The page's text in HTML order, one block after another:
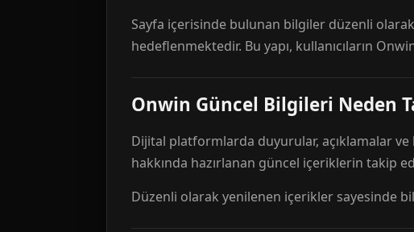
Sayfa içerisinde bulunan bilgiler düzenli
hedeflenmektedir. Bu yapı, kullanıcıların
Onwin Güncel Bilgileri Neden
Dijital platformlarda duyurular, açıklamalar
hakkında hazırlanan güncel içeriklerin takip
Düzenli olarak yenilenen içerikler sayesinde